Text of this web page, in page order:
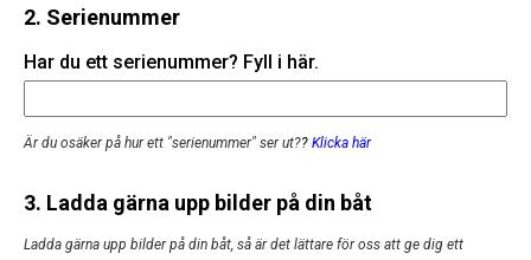
2. Serienummer
Har du ett serienummer? Fyll i här.
Är du osäker på hur ett "serienummer" ser ut?? Klicka här
3. Ladda gärna upp bilder på din båt
Ladda gärna upp bilder på din båt, så är det lättare för oss att ge dig ett